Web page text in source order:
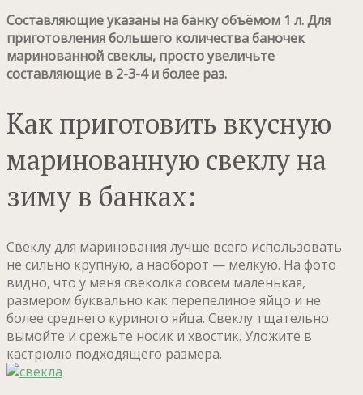
Составляющие указаны на банку объёмом 1 л. Для
приготовления большего количества баночек
маринованной свеклы, просто увеличьте
составляющие в 2-3-4 и более раз.
Как приготовить вкусную
маринованную свеклу на
зиму в банках:
Свеклу для маринования лучше всего использовать
не сильно крупную, а наоборот — мелкую. На фото
видно, что у меня свеколка совсем маленькая,
размером буквально как перепелиное яйцо и не
более среднего куриного яйца. Свеклу тщательно
вымойте и срежьте носик и хвостик. Уложите в
кастрюлю подходящего размера.